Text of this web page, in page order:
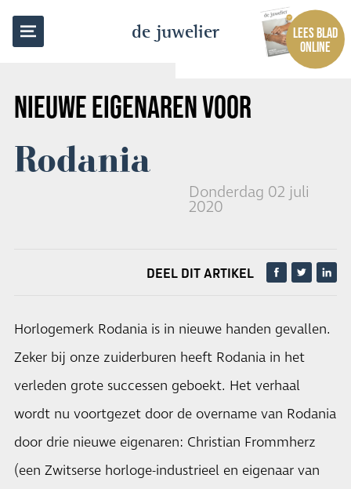
de juwelier
LEES BLAD
ONLINE
NIEUWE EIGENAREN VOOR
Rodania
Donderdag 02 juli
2020
TERUG NAAR OVERZICHT
DEEL DIT ARTIKEL
Horlogemerk Rodania is in nieuwe handen gevallen.
Zeker bij onze zuiderburen heeft Rodania in het
verleden grote successen geboekt. Het verhaal
wordt nu voortgezet door de overname van Rodania
door drie nieuwe eigenaren: Christian Frommherz
(een Zwitserse horloge-industrieel en eigenaar van